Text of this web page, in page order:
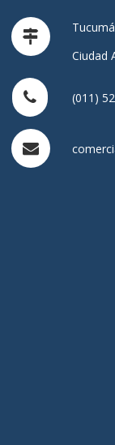
Ciudad
(011)